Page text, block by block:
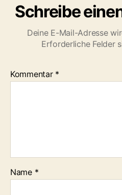
Schreibe
Deine E-Mail-Adresse
Erforderliche Felder
Kommentar *
Name *